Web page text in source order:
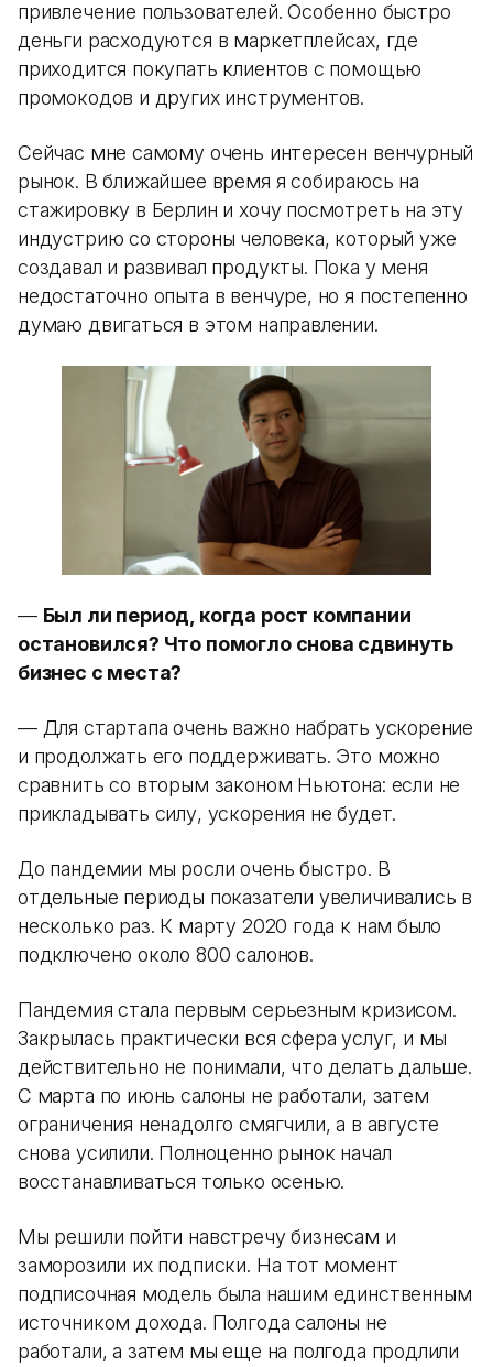
привлечение пользователей. Особенно быстро
деньги расходуются в маркетплейсах, где
приходится покупать клиентов с помощью
промокодов и других инструментов.
Сейчас мне самому очень интересен венчурный
рынок. В ближайшее время я собираюсь на
стажировку в Берлин и хочу посмотреть на эту
индустрию со стороны человека, который уже
создавал и развивал продукты. Пока у меня
недостаточно опыта в венчуре, но я постепенно
думаю двигаться в этом направлении.
— Был ли период, когда рост компании
остановился? Что помогло снова сдвинуть
бизнес с места?
— Для стартапа очень важно набрать ускорение
и продолжать его поддерживать. Это можно
сравнить со вторым законом Ньютона: если не
прикладывать силу, ускорения не будет.
До пандемии мы росли очень быстро. В
отдельные периоды показатели увеличивались в
несколько раз. К марту 2020 года к нам было
подключено около 800 салонов.
Пандемия стала первым серьезным кризисом.
Закрылась практически вся сфера услуг, и мы
действительно не понимали, что делать дальше.
С марта по июнь салоны не работали, затем
ограничения ненадолго смягчили, а в августе
снова усилили. Полноценно рынок начал
восстанавливаться только осенью.
Мы решили пойти навстречу бизнесам и
заморозили их подписки. На тот момент
подписочная модель была нашим единственным
источником дохода. Полгода салоны не
работали, а затем мы еще на полгода продлили